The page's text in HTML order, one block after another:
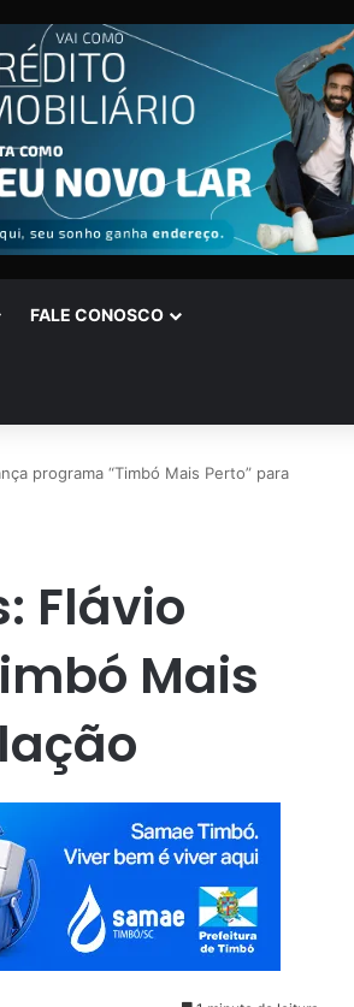
FALE CONOSCO
programa “Timbó Mais Perto” para
Flávio
Mais